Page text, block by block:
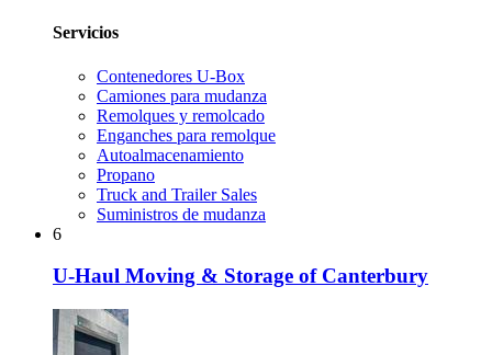
Servicios
Contenedores U-Box
Camiones para mudanza
Remolques y remolcado
Enganches para remolque
Autoalmacenamiento
Propano
Truck and Trailer Sales
Suministros de mudanza
6
U-Haul Moving & Storage of Canterbury